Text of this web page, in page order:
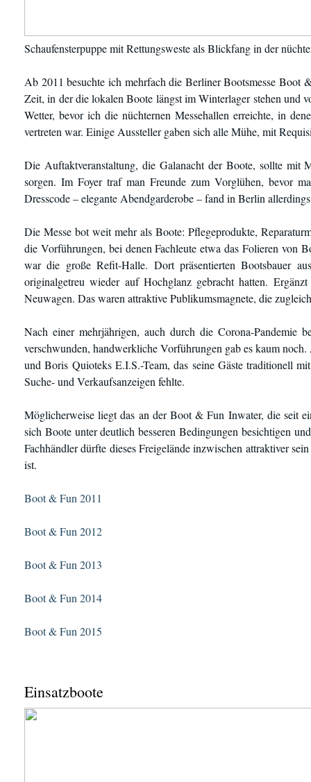
Schaufensterpuppe mit Rettungsweste als Blickfang in der
Ab 2011 besuchte ich mehrfach die Berliner Bootsmesse Boot
Zeit, in der die lokalen Boote längst im Winterlager stehen und
Wetter, bevor ich die nüchternen Messehallen erreichte, in
vertreten war. Einige Aussteller gaben sich alle Mühe, mit
Die Auftaktveranstaltung, die Galanacht der Boote, sollte mit
sorgen. Im Foyer traf man Freunde zum Vorglühen, bevor
Dresscode – elegante Abendgarderobe – fand in Berlin
Die Messe bot weit mehr als Boote: Pflegeprodukte,
die Vorführungen, bei denen Fachleute etwa das Folieren von
war die große Refit-Halle. Dort präsentierten Bootsbauer
originalgetreu wieder auf Hochglanz gebracht hatten.
Neuwagen. Das waren attraktive Publikumsmagnete, die
Nach einer mehrjährigen, auch durch die Corona-Pandemie
verschwunden, handwerkliche Vorführungen gab es kaum
und Boris Quioteks E.I.S.-Team, das seine Gäste traditionell
Suche- und Verkaufsanzeigen fehlte.
Möglicherweise liegt das an der Boot & Fun Inwater, die seit
sich Boote unter deutlich besseren Bedingungen besichtigen
Fachhändler dürfte dieses Freigelände inzwischen attraktiver
ist.
Boot & Fun 2011
Boot & Fun 2012
Boot & Fun 2013
Boot & Fun 2014
Boot & Fun 2015
Einsatzboote